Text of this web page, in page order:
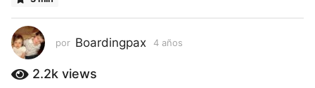
a
o
s
por Boardingpax 4 años
2.2k views